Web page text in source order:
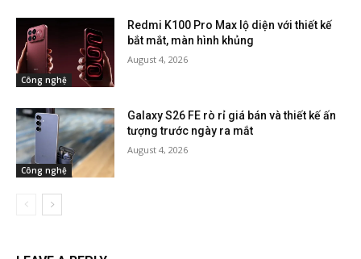
Công nghệ
Redmi K100 Pro Max lộ diện với thiết kế
bắt mắt, màn hình khủng
August 4, 2026
Công nghệ
Galaxy S26 FE rò rỉ giá bán và thiết kế ấn
tượng trước ngày ra mắt
August 4, 2026